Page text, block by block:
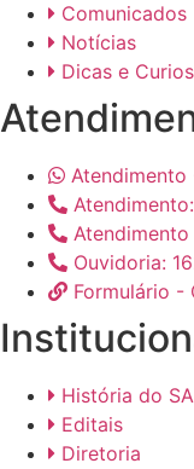
Comunicados
Notícias
Dicas e
Atendimento
Ouvidoria:
Formulário -
História do
Editais
Diretoria